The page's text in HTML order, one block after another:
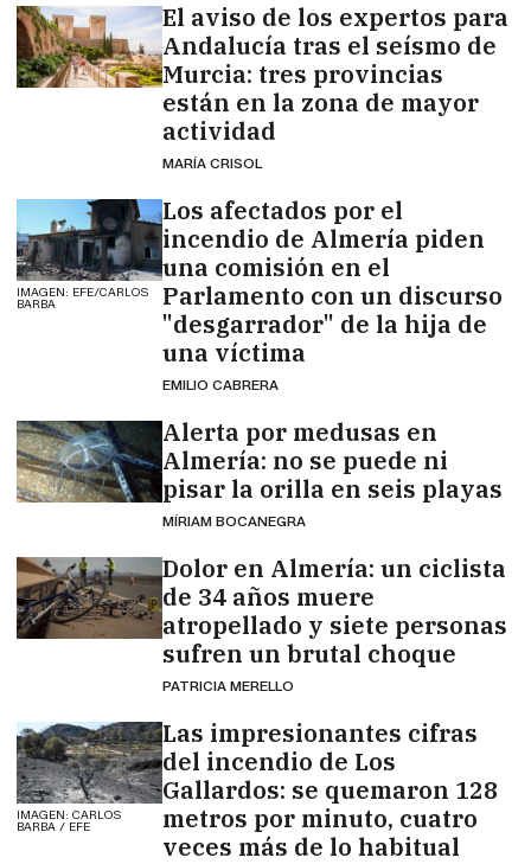
El aviso de los expertos para
Andalucía tras el seísmo de
Murcia: tres provincias
están en la zona de mayor
actividad
MARÍA CRISOL
IMAGEN: EFE/CARLOS
BARBA
Los afectados por el
incendio de Almería piden
una comisión en el
Parlamento con un discurso
"desgarrador" de la hija de
una víctima
EMILIO CABRERA
Alerta por medusas en
Almería: no se puede ni
pisar la orilla en seis playas
MÍRIAM BOCANEGRA
Dolor en Almería: un ciclista
de 34 años muere
atropellado y siete personas
sufren un brutal choque
PATRICIA MERELLO
IMAGEN: CARLOS
BARBA / EFE
Las impresionantes cifras
del incendio de Los
Gallardos: se quemaron 128
metros por minuto, cuatro
veces más de lo habitual